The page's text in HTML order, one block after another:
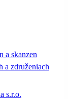
a skanzen
a združeniach
s.r.o.